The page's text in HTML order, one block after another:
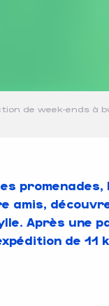
de week-ends à
amis,
Après une
de 11